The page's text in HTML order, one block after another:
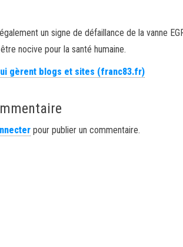
un signe de défaillance de la vanne
nocive pour la santé humaine.
gèrent blogs et sites (franc83.fr)
pour publier un commentaire.